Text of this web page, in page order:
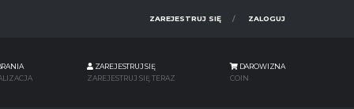
ZAREJESTRUJ SIĘ ZALOGUJ
ZAREJESTRUJ SIĘ
ZAREJESTRUJ SIĘ TERAZ
DAROWIZNA
COIN